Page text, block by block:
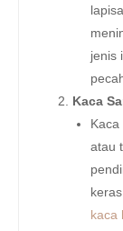
jenis
Kaca
atau
kaca